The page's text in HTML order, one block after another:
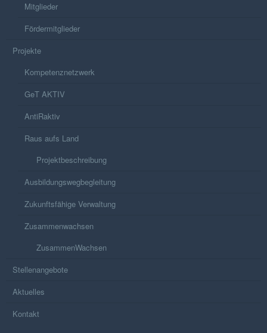
Mitglieder
Fördermitglieder
Projekte
Kompetenznetzwerk
GeT AKTIV
AntiRaktiv
Raus aufs Land
Projektbeschreibung
Ausbildungswegbegleitung
Zukunftsfähige Verwaltung
Zusammenwachsen
ZusammenWachsen
Stellenangebote
Aktuelles
Kontakt